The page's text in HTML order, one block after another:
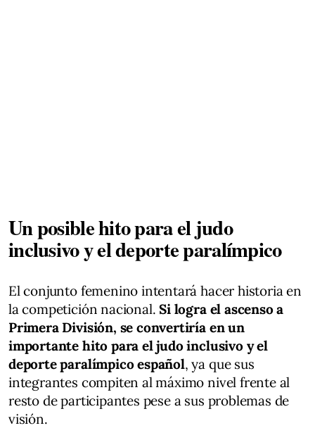
Un posible hito para el judo
inclusivo y el deporte paralímpico
El conjunto femenino intentará hacer historia en
la competición nacional.Si logra el ascenso a
Primera División, se convertiría en un
importante hito para el judo inclusivo y el
deporte paralímpico español, ya que sus
integrantes compiten al máximo nivel frente al
resto de participantes pese a sus problemas de
visión.